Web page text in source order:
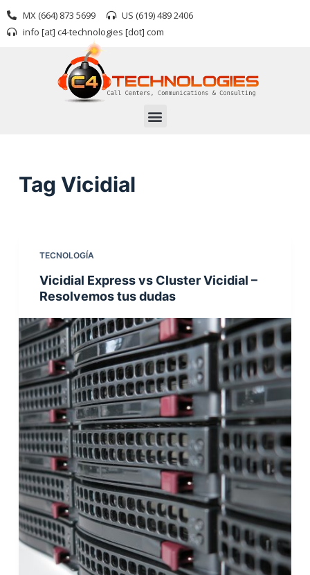
S
k
MX (664) 873 5699
US (619) 489 2406
info [at] c4-technologies [dot] com
Tag Vicidial
TECNOLOGÍA
Vicidial Express vs Cluster Vicidial –
Resolvemos tus dudas